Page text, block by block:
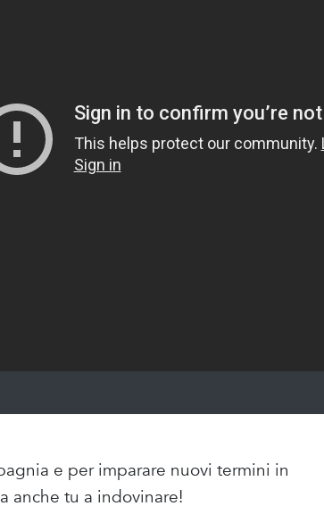
e per imparare nuovi termini in
anche tu a indovinare!